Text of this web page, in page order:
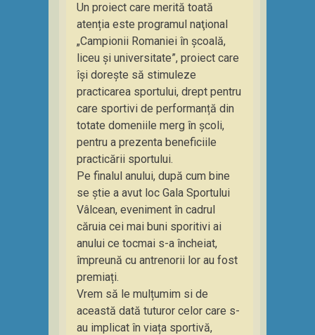
Un proiect care merită toată
atenția este programul naţional
„Campionii Romaniei în școală,
liceu și universitate”, proiect care
își dorește să stimuleze
practicarea sportului, drept pentru
care sportivi de performanță din
totate domeniile merg în școli,
pentru a prezenta beneficiile
practicării sportului.
Pe finalul anului, după cum bine
se știe a avut loc Gala Sportului
Vâlcean, eveniment în cadrul
căruia cei mai buni sporitivi ai
anului ce tocmai s-a încheiat,
împreună cu antrenorii lor au fost
premiați.
Vrem să le mulțumim si de
această dată tuturor celor care s-
au implicat în viața sportivă,